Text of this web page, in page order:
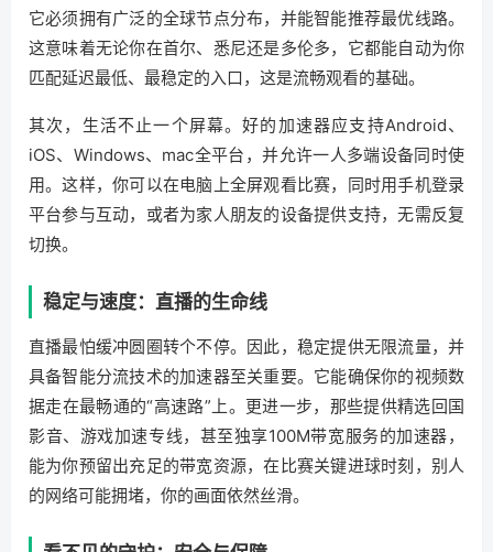
它必须拥有广泛的全球节点分布，并能智能推荐最优线路。
这意味着无论你在首尔、悉尼还是多伦多，它都能自动为你
匹配延迟最低、最稳定的入口，这是流畅观看的基础。
其次，生活不止一个屏幕。好的加速器应支持Android、
iOS、Windows、mac全平台，并允许一人多端设备同时使
用。这样，你可以在电脑上全屏观看比赛，同时用手机登录
平台参与互动，或者为家人朋友的设备提供支持，无需反复
切换。
稳定与速度：直播的生命线
直播最怕缓冲圆圈转个不停。因此，稳定提供无限流量，并
具备智能分流技术的加速器至关重要。它能确保你的视频数
据走在最畅通的“高速路”上。更进一步，那些提供精选回国
影音、游戏加速专线，甚至独享100M带宽服务的加速器，
能为你预留出充足的带宽资源，在比赛关键进球时刻，别人
的网络可能拥堵，你的画面依然丝滑。